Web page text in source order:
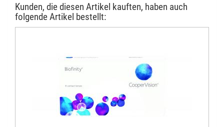
Kunden, die diesen Artikel kauften, haben auch
folgende Artikel bestellt: